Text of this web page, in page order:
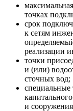
точках
срок
к сетям
реализации
точки
и (или)
сточных вод;
специальные
и